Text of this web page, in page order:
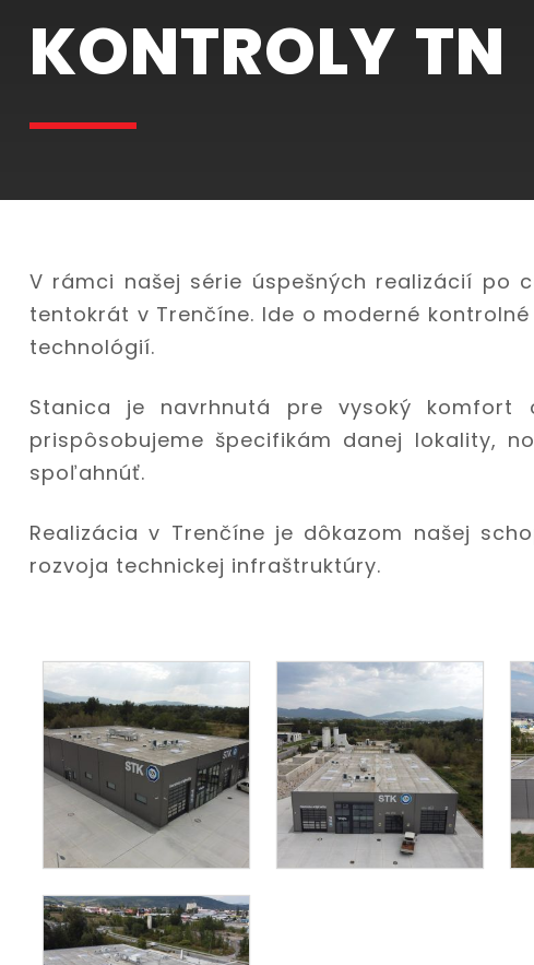
KONTROLY TN
V rámci našej série úspešných realizácií po
tentokrát v Trenčíne. Ide o moderné
technológií.
Stanica je navrhnutá pre vysoký komfort
prispôsobujeme špecifikám danej lokality,
spoľahnúť.
Realizácia v Trenčíne je dôkazom našej
rozvoja technickej infraštruktúry.